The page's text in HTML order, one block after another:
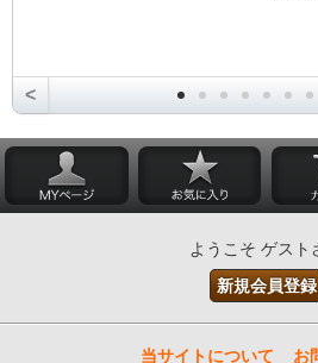
<
ようこそ ゲスト
新規会員登録
当サイトについて お